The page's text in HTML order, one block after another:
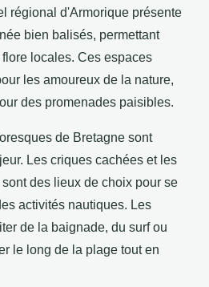
régional d'Armorique présente
bien balisés, permettant
locales. Ces espaces
les amoureux de la nature,
des promenades paisibles.
de Bretagne sont
Les criques cachées et les
des lieux de choix pour se
activités nautiques. Les
de la baignade, du surf ou
le long de la plage tout en